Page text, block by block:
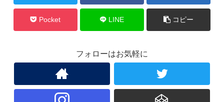
Pocket LINE コピー
フォローはお気軽に